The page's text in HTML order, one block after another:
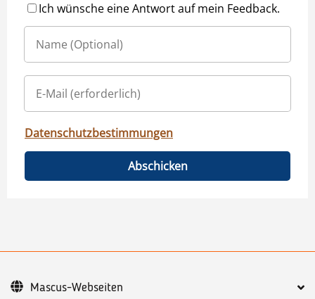
Ich wünsche eine Antwort auf mein Feedback.
Datenschutzbestimmungen
Abschicken
Mascus-Webseiten